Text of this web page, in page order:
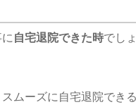
自宅退院できた時でし
ムーズに自宅退院できる